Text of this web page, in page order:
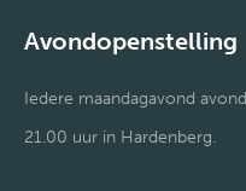
Avondopenstelling
Iedere maandagavond
21.00 uur in Hardenberg.